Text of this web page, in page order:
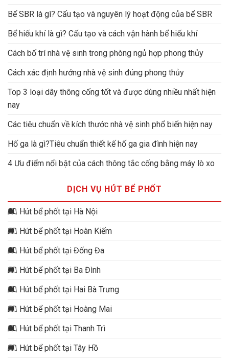
Bể SBR là gì? Cấu tạo và nguyên lý hoạt động của bể SBR
Bể hiếu khí là gì? Cấu tạo và cách vận hành bể hiếu khí
Cách bố trí nhà vệ sinh trong phòng ngủ hợp phong thủy
Cách xác định hướng nhà vệ sinh đúng phong thủy
Top 3 loại dây thông cống tốt và được dùng nhiều nhất hiện
nay
Các tiêu chuẩn về kích thước nhà vệ sinh phổ biến hiện nay
Hố ga là gì?Tiêu chuẩn thiết kế hố ga gia đình hiện nay
4 Ưu điểm nổi bật của cách thông tắc cống bằng máy lò xo
DỊCH VỤ HÚT BỂ PHỐT
Hút bể phốt tại Hà Nội
Hút bể phốt tại Hoàn Kiếm
Hút bể phốt tại Đống Đa
Hút bể phốt tại Ba Đình
Hút bể phốt tại Hai Bà Trưng
Hút bể phốt tại Hoàng Mai
Hút bể phốt tại Thanh Trì
Hút bể phốt tại Tây Hồ